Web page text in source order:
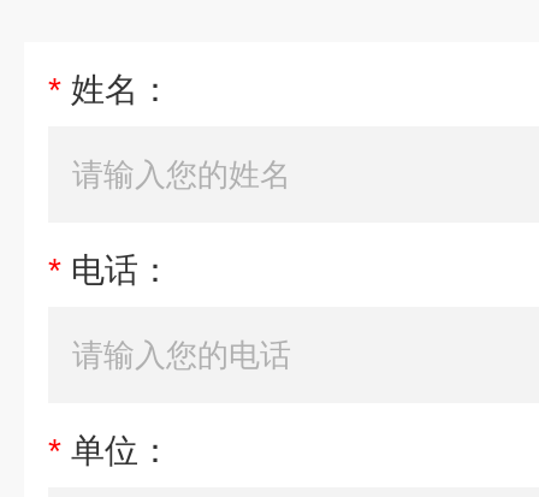
* 姓名：
* 电话：
* 单位：